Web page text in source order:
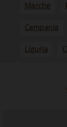
Marche
Campania
Liguria